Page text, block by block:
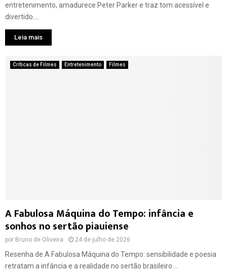
entretenimento, amadurece Peter Parker e traz tom acessível e
divertido....
Leia mais
Críticas de Filmes Entretenimento Filmes
A Fabulosa Máquina do Tempo: infância e
sonhos no sertão piauiense
por Bruno de Oliveira 24 de julho de 2026
Resenha de A Fabulosa Máquina do Tempo: sensibilidade e poesia
retratam a infância e a realidade no sertão brasileiro....